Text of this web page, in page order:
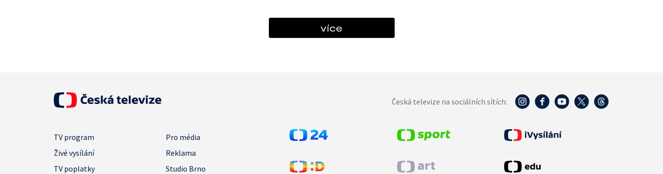
více
Česká televize na sociálních sítích:
TV program
Pro média
Živé vysílání
Reklama
TV poplatky
Studio Brno